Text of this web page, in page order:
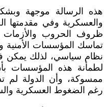
هذه الرسالة موجهة
والعسكرية وفي مقدمتها
ظروف الحروب والأزمات
تماسك المؤسسات الأمنية
نظام سياسي، لذلك يمكن
لطمأنة هذه المؤسسات
ممسوكة، وأن الدولة لم
رغم الضغوط العسكرية